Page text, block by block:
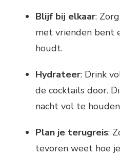
Blijf bij elkaar:
met vrienden bent
houdt.
Hydrateer: Drink
de cocktails door.
nacht vol te
Plan je terugreis:
tevoren weet hoe